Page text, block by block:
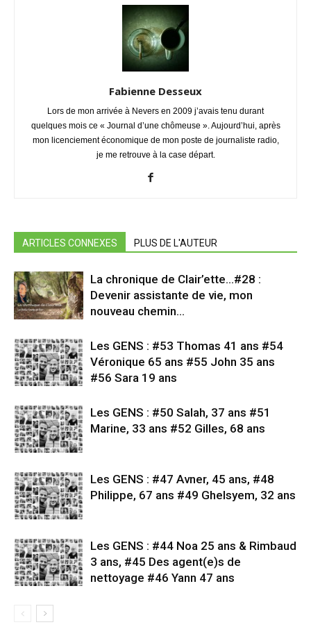
Fabienne Desseux
Lors de mon arrivée à Nevers en 2009 j’avais tenu durant
quelques mois ce « Journal d’une chômeuse ». Aujourd’hui, après
mon licenciement économique de mon poste de journaliste radio,
je me retrouve à la case départ.
ARTICLES CONNEXES PLUS DE L'AUTEUR
La chronique de Clair’ette…#28 :
Devenir assistante de vie, mon
nouveau chemin…
Les GENS : #53 Thomas 41 ans #54
Véronique 65 ans #55 John 35 ans
#56 Sara 19 ans
Les GENS : #50 Salah, 37 ans #51
Marine, 33 ans #52 Gilles, 68 ans
Les GENS : #47 Avner, 45 ans, #48
Philippe, 67 ans #49 Ghelsyem, 32 ans
Les GENS : #44 Noa 25 ans & Rimbaud
3 ans, #45 Des agent(e)s de
nettoyage #46 Yann 47 ans